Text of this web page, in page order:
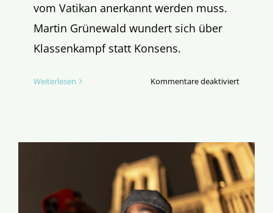
vom Vatikan anerkannt werden muss.
Martin Grünewald wundert sich über
Klassenkampf statt Konsens.
Weiterlesen Kommentare deaktiviertfür